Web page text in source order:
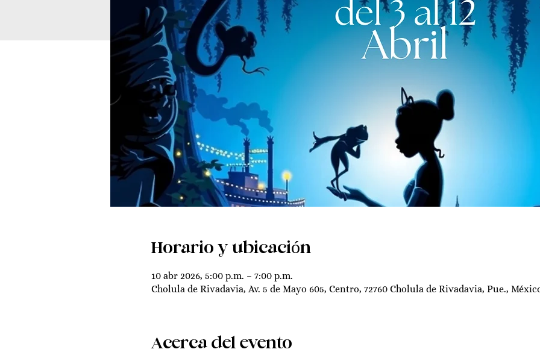
Horario y ubicación
10 abr 2026, 5:00 p.m. – 7:00 p.m.
Cholula de Rivadavia, Av. 5 de Mayo 605, Centro, 72760 Cholula de Rivadavia, Pue.,
Acerca del evento